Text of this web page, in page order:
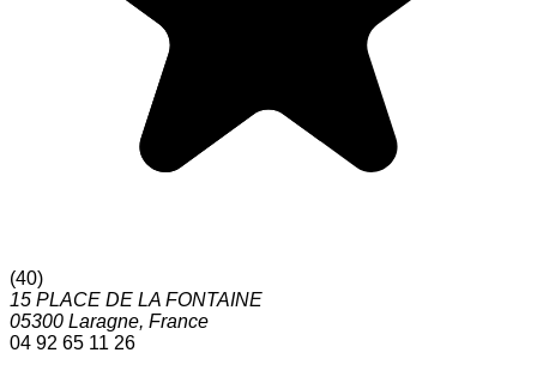
(40)
15 PLACE DE LA FONTAINE
05300 Laragne, France
04 92 65 11 26